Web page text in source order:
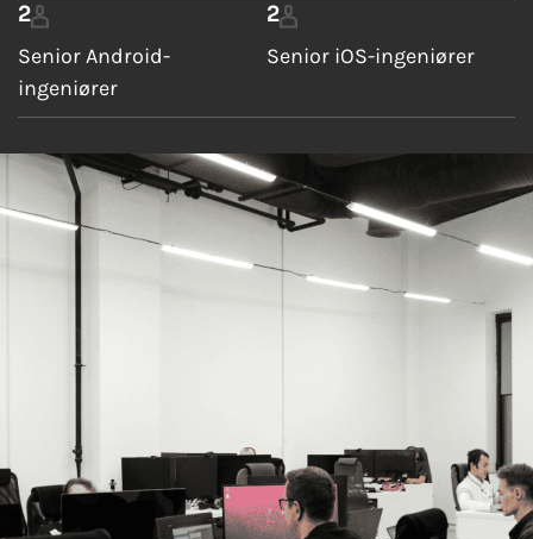
2
Senior Android-
ingeniører
2
Senior iOS-ingeniører